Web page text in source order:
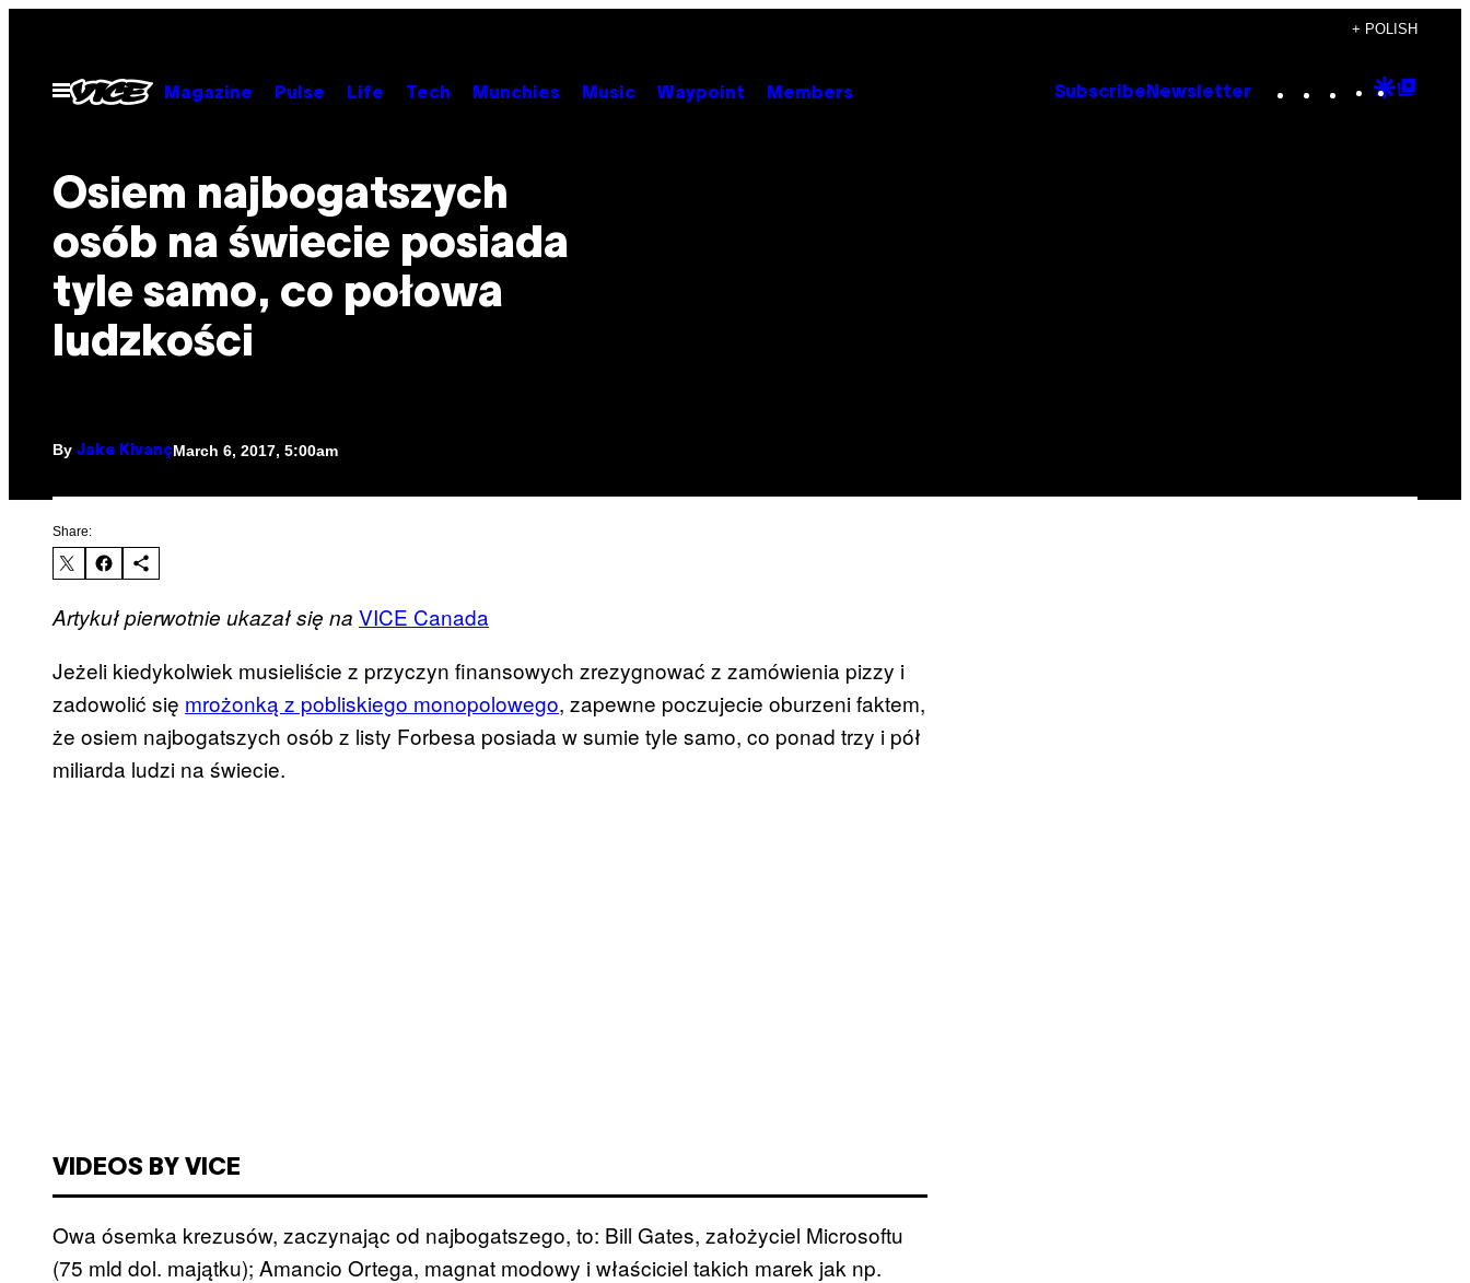
content
+ POLISH
Open
Menu
Magazine Pulse Life Tech Munchies Music Waypoint Members Subscribe Newsletter Instagram
TikTok
YouTube
Google
Osiem najbogatszych
osób na świecie posiada
tyle samo, co połowa
ludzkości
By Jake KivançMarch 6, 2017, 5:00am
Share:
Artykuł pierwotnie ukazał się na VICE Canada
Jeżeli kiedykolwiek musieliście z przyczyn finansowych zrezygnować z zamówienia pizzy i
zadowolić się mrożonką z pobliskiego monopolowego, zapewne poczujecie oburzeni faktem,
że osiem najbogatszych osób z listy Forbesa posiada w sumie tyle samo, co ponad trzy i pół
miliarda ludzi na świecie.
VIDEOS BY VICE
Owa ósemka krezusów, zaczynając od najbogatszego, to: Bill Gates, założyciel Microsoftu
(75 mld dol. majątku); Amancio Ortega, magnat modowy i właściciel takich marek jak np.